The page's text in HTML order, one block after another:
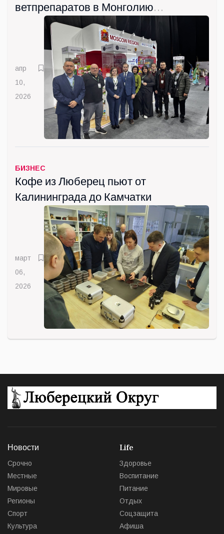
ветпрепаратов в Монголию
подписала Госкомпания
"ВИК" из Люберец
апр
10,
2026
БИЗНЕС
Кофе из Люберец пьют от
Калининграда до Камчатки
март
06,
2026
Новости
Срочно
Местные
Мировые
Регионы
Спорт
Культура
Life
Здоровье
Воспитание
Питание
Отдых
Соцзащита
Афиша